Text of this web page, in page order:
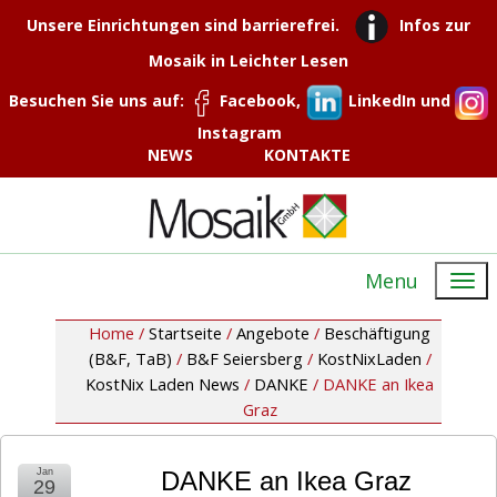
Unsere Einrichtungen sind barrierefrei.
Infos zur
Mosaik in Leichter Lesen
Besuchen Sie uns auf:
Facebook,
LinkedIn und
Instagram
NEWS
KONTAKTE
Menu
Home / Startseite / Angebote / Beschäftigung
(B&F, TaB) / B&F Seiersberg / KostNixLaden /
KostNix Laden News / DANKE / DANKE an Ikea
Graz
DANKE an Ikea Graz
Jan
29